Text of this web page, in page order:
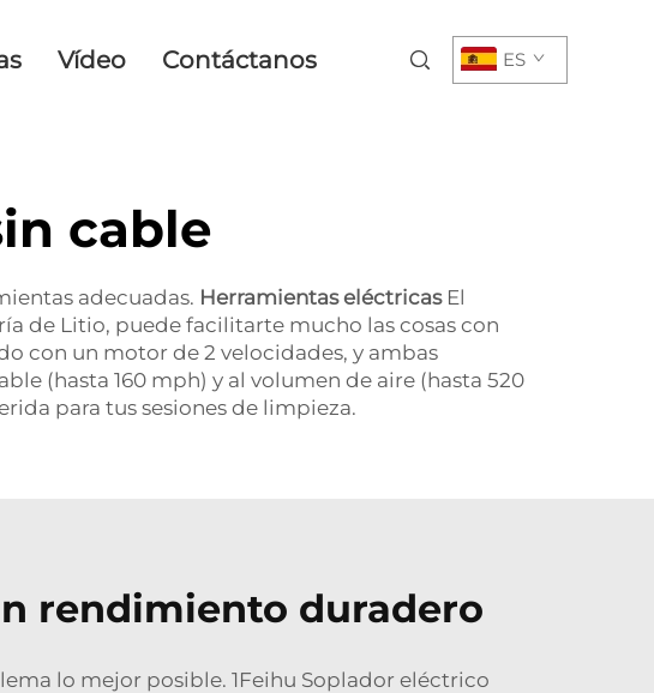
Vídeo Contáctanos ES
cable
adecuadas. Herramientas eléctricas El
de Litio, puede facilitarte mucho las cosas con
con un motor de 2 velocidades, y ambas
(hasta 160 mph) y al volumen de aire (hasta 520
para tus sesiones de limpieza.
rendimiento duradero
lo mejor posible. 1Feihu Soplador eléctrico